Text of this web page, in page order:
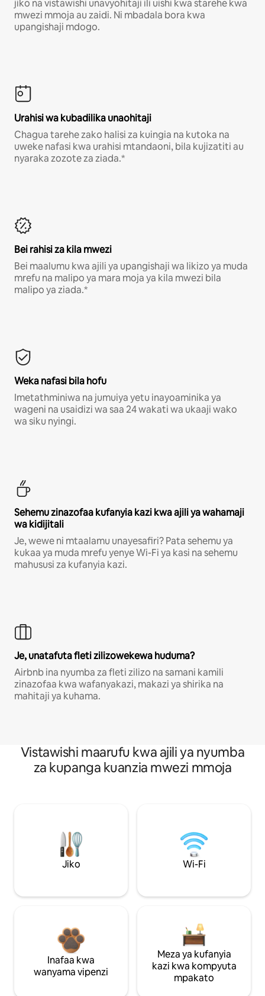
jiko na vistawishi unavyohitaji ili uishi kwa starehe kwa
mwezi mmoja au zaidi. Ni mbadala bora kwa
upangishaji mdogo.
Urahisi wa kubadilika unaohitaji
Chagua tarehe zako halisi za kuingia na kutoka na
uweke nafasi kwa urahisi mtandaoni, bila kujizatiti au
nyaraka zozote za ziada.*
Bei rahisi za kila mwezi
Bei maalumu kwa ajili ya upangishaji wa likizo ya muda
mrefu na malipo ya mara moja ya kila mwezi bila
malipo ya ziada.*
Weka nafasi bila hofu
Imetathminiwa na jumuiya yetu inayoaminika ya
wageni na usaidizi wa saa 24 wakati wa ukaaji wako
wa siku nyingi.
Sehemu zinazofaa kufanyia kazi kwa ajili ya wahamaji
wa kidijitali
Je, wewe ni mtaalamu unayesafiri? Pata sehemu ya
kukaa ya muda mrefu yenye Wi-Fi ya kasi na sehemu
mahususi za kufanyia kazi.
Je, unatafuta fleti zilizowekewa huduma?
Airbnb ina nyumba za fleti zilizo na samani kamili
zinazofaa kwa wafanyakazi, makazi ya shirika na
mahitaji ya kuhama.
Vistawishi maarufu kwa ajili ya nyumba
za kupanga kuanzia mwezi mmoja
Jiko Wi-Fi
Inafaa kwa
wanyama vipenzi
Meza ya kufanyia
kazi kwa kompyuta
mpakato